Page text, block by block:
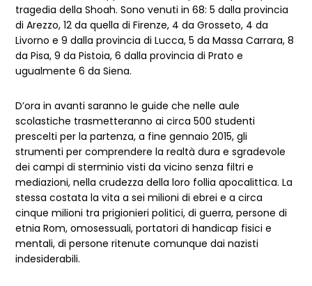
tragedia della Shoah. Sono venuti in 68: 5 dalla provincia
di Arezzo, 12 da quella di Firenze, 4 da Grosseto, 4 da
Livorno e 9 dalla provincia di Lucca, 5 da Massa Carrara, 8
da Pisa, 9 da Pistoia, 6 dalla provincia di Prato e
ugualmente 6 da Siena.
D’ora in avanti saranno le guide che nelle aule
scolastiche trasmetteranno ai circa 500 studenti
prescelti per la partenza, a fine gennaio 2015, gli
strumenti per comprendere la realtà dura e sgradevole
dei campi di sterminio visti da vicino senza filtri e
mediazioni, nella crudezza della loro follia apocalittica. La
stessa costata la vita a sei milioni di ebrei e a circa
cinque milioni tra prigionieri politici, di guerra, persone di
etnia Rom, omosessuali, portatori di handicap fisici e
mentali, di persone ritenute comunque dai nazisti
indesiderabili.